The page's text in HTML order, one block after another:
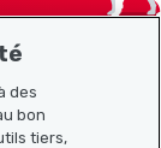
des
bon
tiers,